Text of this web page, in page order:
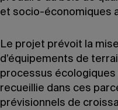
et socio-économiques
Le projet prévoit la
d’équipements de
processus écologiques
recueillie dans ces
prévisionnels de